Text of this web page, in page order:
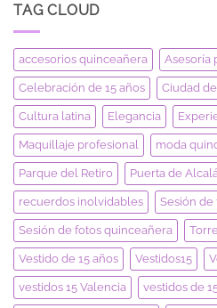
TAG CLOUD
accesorios quinceañera Asesoría
Celebración de 15 años Ciudad
Cultura latina Elegancia
Maquillaje profesional moda
Parque del Retiro Puerta de
recuerdos inolvidables Sesión de
Sesión de fotos quinceañera
Vestido de 15 años Vestidos15
vestidos 15 Valencia vestidos de